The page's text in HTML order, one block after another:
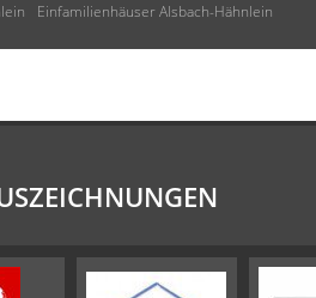
Einfamilienhäuser Alsbach-Hähnlein